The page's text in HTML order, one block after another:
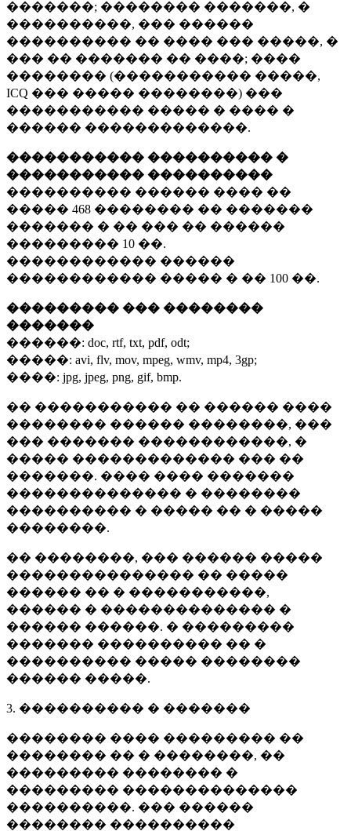
�������; �������� �������, �
����������, ��� ������
���������� �� ���� ��� �����, �
��� �� ������� �� ����; ����
�������� (����������� �����,
ICQ ��� ����� ��������) ���
����������� ����� � ���� �
������ �������������.
����������� ���������� �
����������� ����������
���������� ������ ���� ��
����� 468 �������� �� �������
������� � �� ��� �� ������
��������� 10 ��.
������������ ������
������������ ����� � �� 100 ��.
��������� ��� ��������
�������
������: doc, rtf, txt, pdf, odt;
�����: avi, flv, mov, mpeg, wmv, mp4, 3gp;
����: jpg, jpeg, png, gif, bmp.
�� ����������� �� ������ ����
�������� ������ ��������, ���
��� ������� ������������, �
����� ������������� ��� ��
�������. ���� ���� �������
�������������� � ��������
���������� � ����� �� � �����
��������.
�� ��������, ��� ������ �����
��������������� �� �����
������ �� � �����������,
������ � �������������� �
������ ������. � ���������
������� ���������� �� �
���������� ����� ��������
������ �����.
3. ���������� � �������
�������� ���� ��������� ��
�������� �� � ��������, ��
��������� �������� �
��������� ��������������
����������. ��� ������
�������� ����������